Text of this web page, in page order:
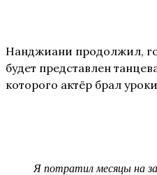
Нанджиани продолжил,
будет представлен
которого актёр брал
Я потратил месяцы на